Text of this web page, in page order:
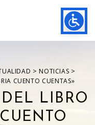
> NOTICIAS >
CUENTO CUENTAS»
LIBRO